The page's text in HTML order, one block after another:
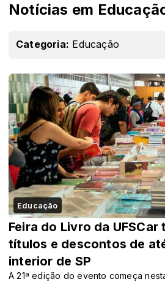
Notícias em
Categoria: Educação
Educação
Feira do Livro da UFSCar
títulos e descontos de
interior de SP
A 21ª edição do evento começa